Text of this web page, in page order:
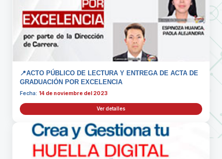
📍ACTO PÚBLICO DE LECTURA Y ENTREGA DE ACTA DE
GRADUACIÓN POR EXCELENCIA
Fecha: 14 de noviembre del 2023
Ver detalles